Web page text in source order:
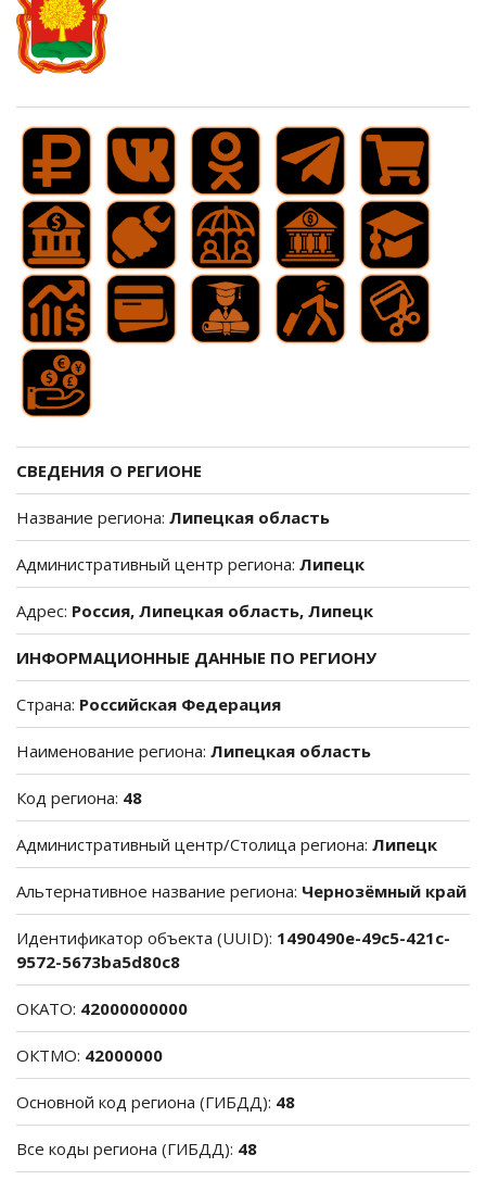
СВЕДЕНИЯ О РЕГИОНЕ
Название региона: Липецкая область
Административный центр региона: Липецк
Адрес: Россия, Липецкая область, Липецк
ИНФОРМАЦИОННЫЕ ДАННЫЕ ПО РЕГИОНУ
Страна: Российская Федерация
Наименование региона: Липецкая область
Код региона: 48
Административный центр/Столица региона: Липецк
Альтернативное название региона: Чернозёмный край
Идентификатор объекта (UUID): 1490490e-49c5-421c-
9572-5673ba5d80c8
ОКАТО: 42000000000
ОКТМО: 42000000
Основной код региона (ГИБДД): 48
Все коды региона (ГИБДД): 48